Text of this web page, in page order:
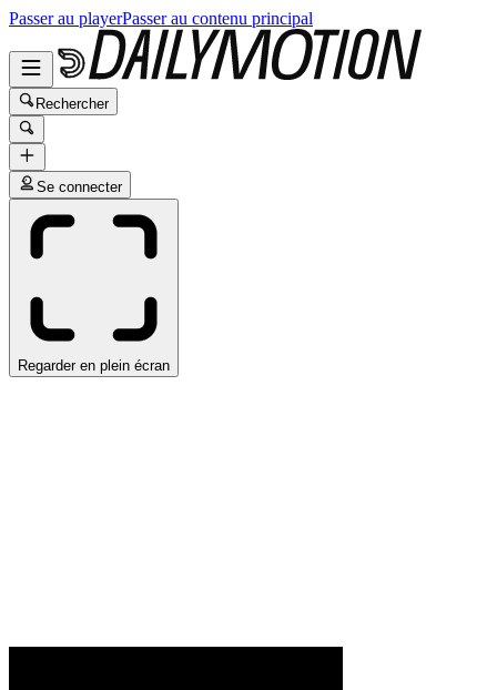
Passer au playerPasser au contenu principal
Rechercher
Se connecter
Regarder en plein écran